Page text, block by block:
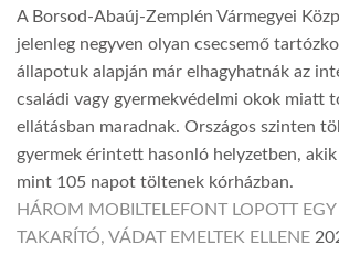
A Borsod-Abaúj-Zemplén Vármegyei
jelenleg negyven olyan csecsemő
állapotuk alapján már elhagyhatnák az
családi vagy gyermekvédelmi okok miatt
ellátásban maradnak. Országos szinten
gyermek érintett hasonló helyzetben,
mint 105 napot töltenek kórházban.
HÁROM MOBILTELEFONT LOPOTT EGY
TAKARÍTÓ, VÁDAT EMELTEK ELLENE